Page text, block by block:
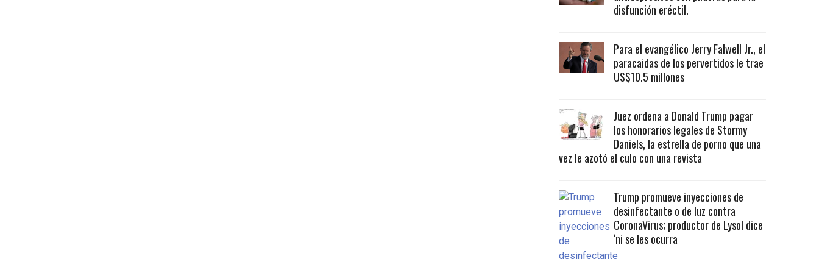
disfunción eréctil.
Para el evangélico Jerry Falwell Jr., el
paracaidas de los pervertidos le trae
US$10.5 millones
Juez ordena a Donald Trump pagar
los honorarios legales de Stormy
Daniels, la estrella de porno que una
vez le azotó el culo con una revista
Trump promueve inyecciones de
desinfectante o de luz contra
CoronaVirus; productor de Lysol dice
‘ni se les ocurra